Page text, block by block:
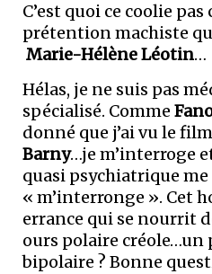
C’est quoi ce coolie pas
prétention machiste
Marie-Hélène Léotin…
Hélas, je ne suis pas
spécialisé. Comme
donné que j’ai vu le
Barny…je m’interroge
quasi psychiatrique me
« m’interronge ». Cet
errance qui se nourrit
ours polaire
bipolaire ? Bonne